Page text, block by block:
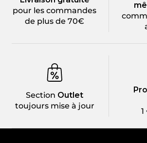
pour les commandes
de plus de 70€
Section Outlet
toujours mise à jour